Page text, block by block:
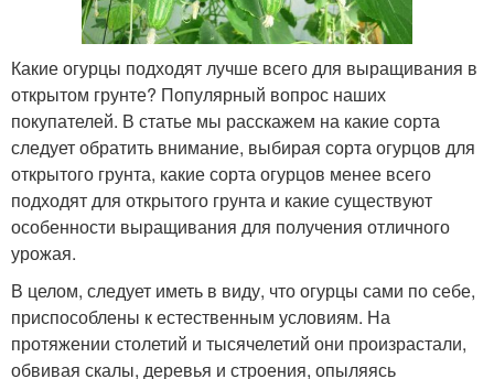
Какие огурцы подходят лучше всего для выращивания в
открытом грунте? Популярный вопрос наших
покупателей. В статье мы расскажем на какие сорта
следует обратить внимание, выбирая сорта огурцов для
открытого грунта, какие сорта огурцов менее всего
подходят для открытого грунта и какие существуют
особенности выращивания для получения отличного
урожая.
В целом, следует иметь в виду, что огурцы сами по себе,
приспособлены к естественным условиям. На
протяжении столетий и тысячелетий они произрастали,
обвивая скалы, деревья и строения, опыляясь